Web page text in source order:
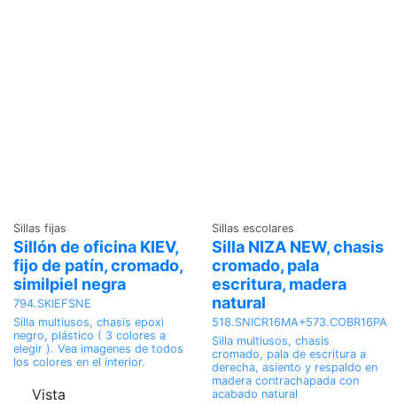
Sillas fijas
Sillón de oficina KIEV,
fijo de patín, cromado,
similpiel negra
794.SKIEFSNE
Silla multiusos, chasis epoxi
negro, plástico ( 3 colores a
elegir ). Vea imagenes de todos
los colores en el interior.
Vista
Sillas escolares
Silla NIZA NEW, chasis
cromado, pala
escritura, madera
natural
518.SNICR16MA+573.COBR16PA
Silla multiusos, chasis
cromado, pala de escritura a
derecha, asiento y respaldo en
madera contrachapada con
acabado natural